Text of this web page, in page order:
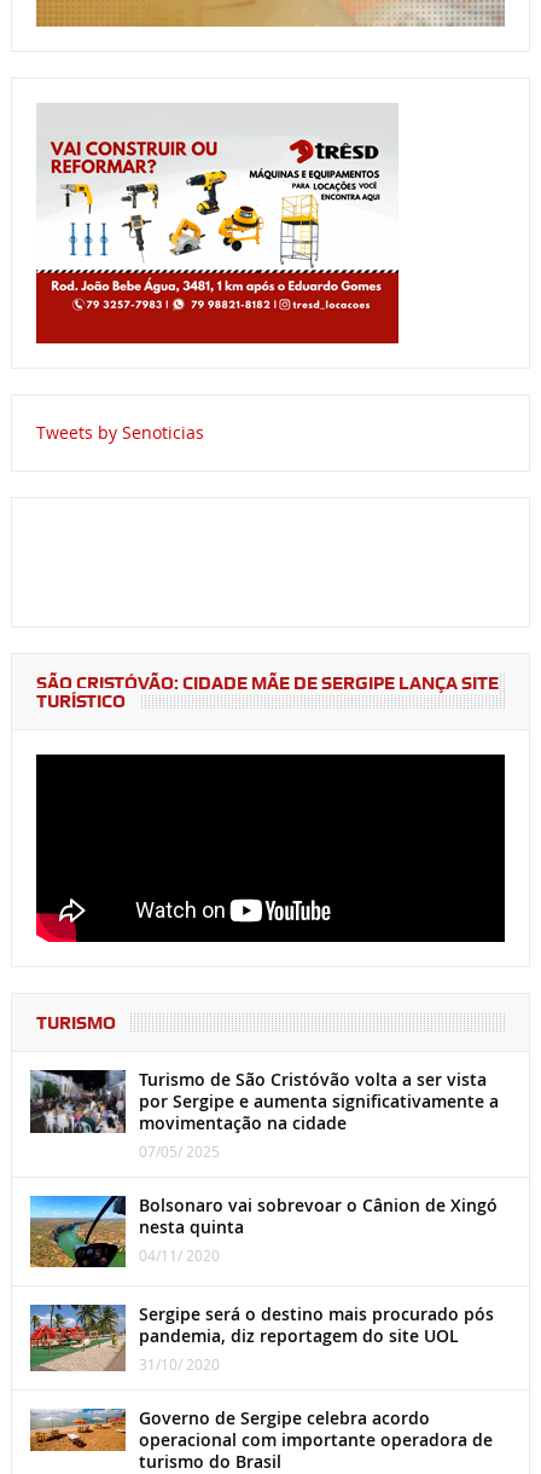
Tweets by Senoticias
SÃO CRISTÓVÃO: CIDADE MÃE DE SERGIPE LANÇA SITE
TURÍSTICO
TURISMO
Turismo de São Cristóvão volta a ser vista
por Sergipe e aumenta significativamente a
movimentação na cidade
07/05/ 2025
Bolsonaro vai sobrevoar o Cânion de Xingó
nesta quinta
04/11/ 2020
Sergipe será o destino mais procurado pós
pandemia, diz reportagem do site UOL
31/10/ 2020
Governo de Sergipe celebra acordo
operacional com importante operadora de
turismo do Brasil